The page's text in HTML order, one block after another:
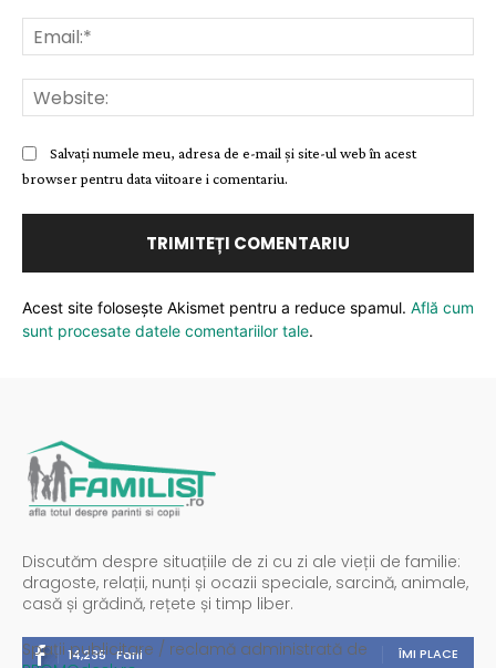
Salvați numele meu, adresa de e-mail și site-ul web în acest
browser pentru data viitoare i comentariu.
Acest site folosește Akismet pentru a reduce spamul. Află cum
sunt procesate datele comentariilor tale.
Discutăm despre situațiile de zi cu zi ale vieții de familie:
dragoste, relații, nunți și ocazii speciale, sarcină, animale,
casă și grădină, rețete și timp liber.
14,235 Fani ÎMI PLACE
Spații publicitare / reclamă administrată de